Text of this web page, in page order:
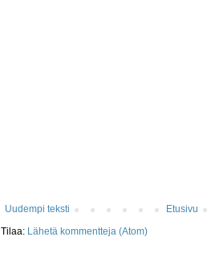
Uudempi teksti
Etusivu
Tilaa: Lähetä kommentteja (Atom)